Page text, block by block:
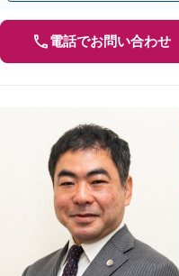
電話でお問い合わせ